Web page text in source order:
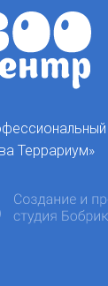
Террариум»